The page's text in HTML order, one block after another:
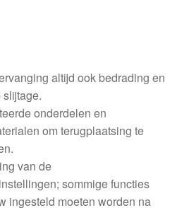
altijd ook bedrading en
onderdelen en
om terugplaatsing te
van de
sommige functies
ingesteld moeten worden na